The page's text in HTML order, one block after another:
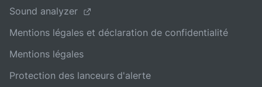
Sound analyzer
Mentions légales et déclaration de confidentialité
Mentions légales
Protection des lanceurs d'alerte